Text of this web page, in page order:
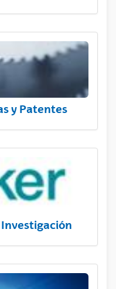
y Patentes
Investigación